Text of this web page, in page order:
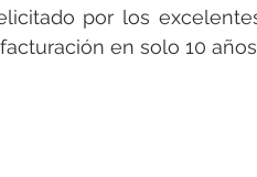
por los
en solo 10